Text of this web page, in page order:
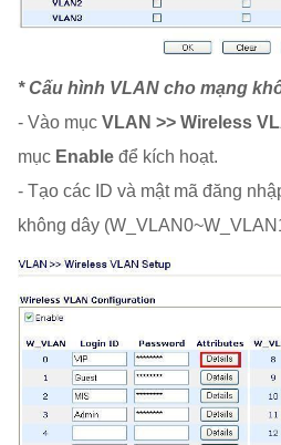
* Cấu hình VLAN cho mạng
- Vào mục VLAN >> Wireless
mục Enable để kích hoạt.
- Tạo các ID và mật mã đăng
không dây